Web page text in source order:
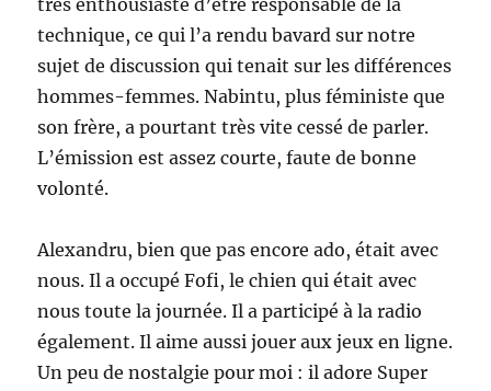
très enthousiaste d’être responsable de la
technique, ce qui l’a rendu bavard sur notre
sujet de discussion qui tenait sur les différences
hommes-femmes. Nabintu, plus féministe que
son frère, a pourtant très vite cessé de parler.
L’émission est assez courte, faute de bonne
volonté.
Alexandru, bien que pas encore ado, était avec
nous. Il a occupé Fofi, le chien qui était avec
nous toute la journée. Il a participé à la radio
également. Il aime aussi jouer aux jeux en ligne.
Un peu de nostalgie pour moi : il adore Super